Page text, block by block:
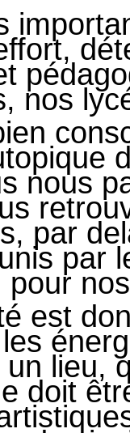
nos
nous
par
par
est
lieu,
doit